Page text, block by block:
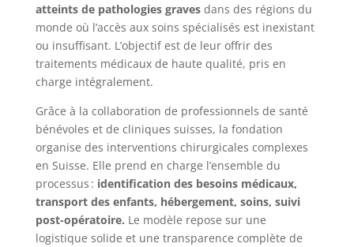
atteints de pathologies gravesdans des régions du
monde où l’accès aux soins spécialisés est inexistant
ou insuffisant. L’objectif est de leur offrir des
traitements médicaux de haute qualité, pris en
charge intégralement.
Grâce à la collaboration de professionnels de santé
bénévoles et de cliniques suisses, la fondation
organise des interventions chirurgicales complexes
en Suisse. Elle prend en charge l’ensemble du
processus : identification des besoins médicaux,
transport des enfants, hébergement, soins, suivi
post-opératoire. Le modèle repose sur une
logistique solide et une transparence complète de